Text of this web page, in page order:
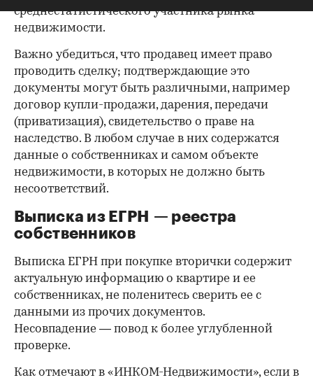
среднестатистического участника рынка
недвижимости.
Важно убедиться, что продавец имеет право
проводить сделку; подтверждающие это
документы могут быть различными, например
договор купли-продажи, дарения, передачи
(приватизация), свидетельство о праве на
наследство. В любом случае в них содержатся
данные о собственниках и самом объекте
недвижимости, в которых не должно быть
несоответствий.
Выписка из ЕГРН — реестра
собственников
Выписка ЕГРН при покупке вторички содержит
актуальную информацию о квартире и ее
собственниках, не поленитесь сверить ее с
данными из прочих документов.
Несовпадение — повод к более углубленной
проверке.
Как отмечают в «ИНКОМ-Недвижимости», если в